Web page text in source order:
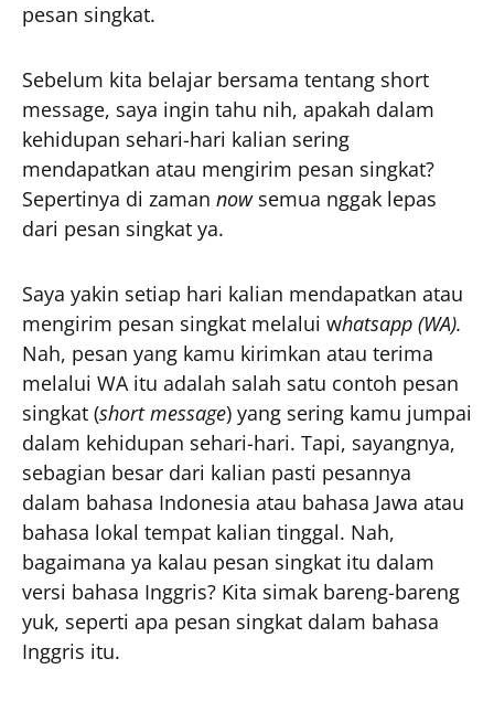
pesan singkat.
Sebelum kita belajar bersama tentang short
message, saya ingin tahu nih, apakah dalam
kehidupan sehari-hari kalian sering
mendapatkan atau mengirim pesan singkat?
Sepertinya di zaman nowsemua nggak lepas
dari pesan singkat ya.
Saya yakin setiap hari kalian mendapatkan atau
mengirim pesan singkat melalui whatsapp (WA).
Nah, pesan yang kamu kirimkan atau terima
melalui WA itu adalah salah satu contoh pesan
singkat (short message) yang sering kamu jumpai
dalam kehidupan sehari-hari. Tapi, sayangnya,
sebagian besar dari kalian pasti pesannya
dalam bahasa Indonesia atau bahasa Jawa atau
bahasa lokal tempat kalian tinggal. Nah,
bagaimana ya kalau pesan singkat itu dalam
versi bahasa Inggris? Kita simak bareng-bareng
yuk, seperti apa pesan singkat dalam bahasa
Inggris itu.